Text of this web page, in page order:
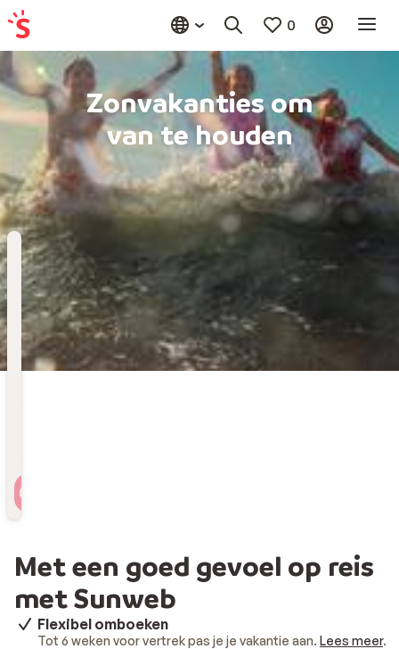
0
Zonvakanties om
van te houden
Bestemming
Kies bestemming
Wanneer
Vertrekdatum
Hoelang
Met een goed gevoel op reis
met Sunweb
Flexibel omboeken
Tot 6 weken voor vertrek pas je je vakantie aan. Lees meer.